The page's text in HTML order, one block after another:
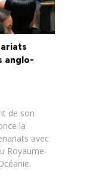
anglo-
de son
la
avec
Royaume-